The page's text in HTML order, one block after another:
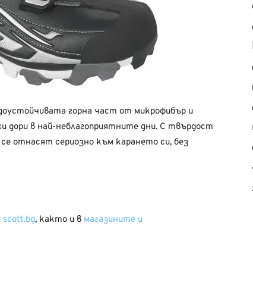
горна част от микрофибър и
дори в най-неблагоприятните дни. С твърдост
отнасят сериозно към карането си, без
scott.bg, както и в магазините и